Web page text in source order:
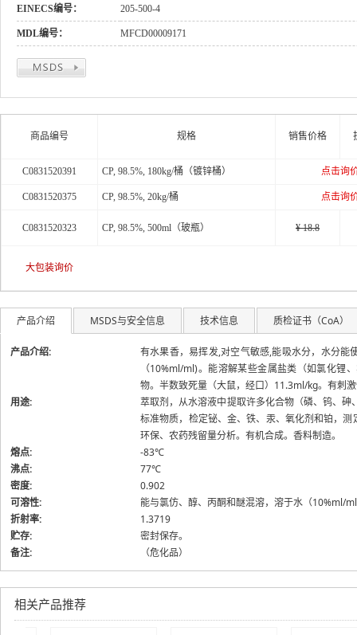
关于
EINECS编号： 205-500-4
MDL编号： MFCD00009171
商品编号 规格 销售价格
C0831520391 CP, 98.5%, 180kg/桶（镀锌桶） 点击询
C0831520375 CP, 98.5%, 20kg/桶 点击询
C0831520323 CP, 98.5%, 500ml（玻瓶） ¥ 18.8
大包装询价
产品介绍 MSDS与安全信息 技术信息 质检证书（CoA）
产品介绍:
有水果香，易挥发,对空气敏感,能吸水分，水分
（10%ml/ml)。能溶解某些金属盐类（如氯化锂
物。半数致死量（大鼠，经口）11.3ml/kg。有刺
用途:
萃取剂，从水溶液中提取许多化合物（磷、钨、
标准物质，检定铋、金、铁、汞、氧化剂和铂，
环保、农药残留量分析。有机合成。香料制造。
熔点:
-83℃
沸点:
77℃
密度:
0.902
可溶性:
能与氯仿、醇、丙酮和醚混溶，溶于水（10%ml/
折射率:
1.3719
贮存:
密封保存。
备注:
（危化品）
相关产品推荐